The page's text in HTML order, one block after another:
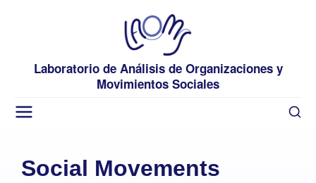
Laboratorio de Análisis de Organizaciones y
Movimientos Sociales
Social Movements